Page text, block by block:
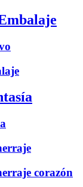
corazón